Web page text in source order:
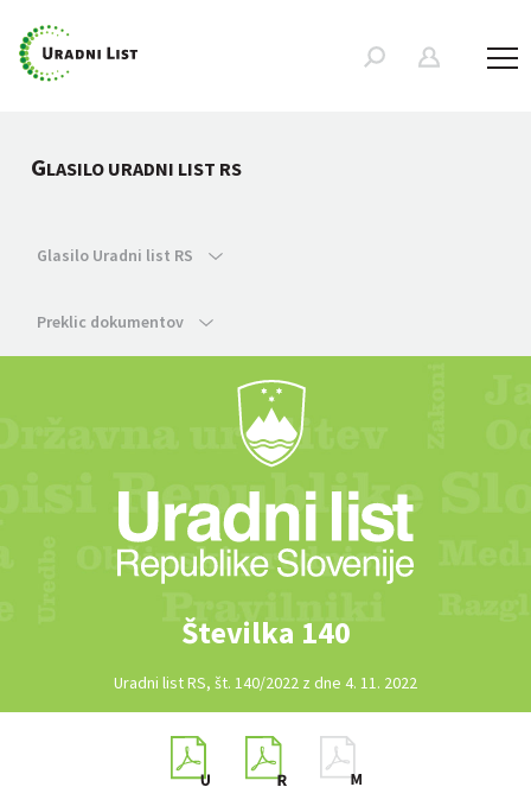
GLASILO URADNI LIST RS
Glasilo Uradni list RS
Preklic dokumentov
Številka 140
Uradni list RS, št. 140/2022 z dne 4. 11. 2022